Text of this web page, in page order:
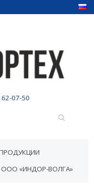
07-50
ООО «ИНДОР-ВОЛГА»